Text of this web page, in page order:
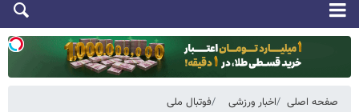
صفحه اصلی اخبار ورزشی فوتبال ملی